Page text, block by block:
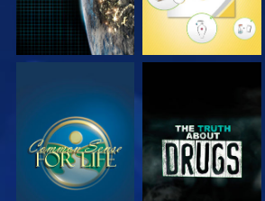
KIJK KIJK